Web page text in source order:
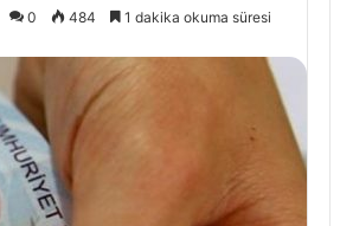
0 484 1 dakika okuma süresi